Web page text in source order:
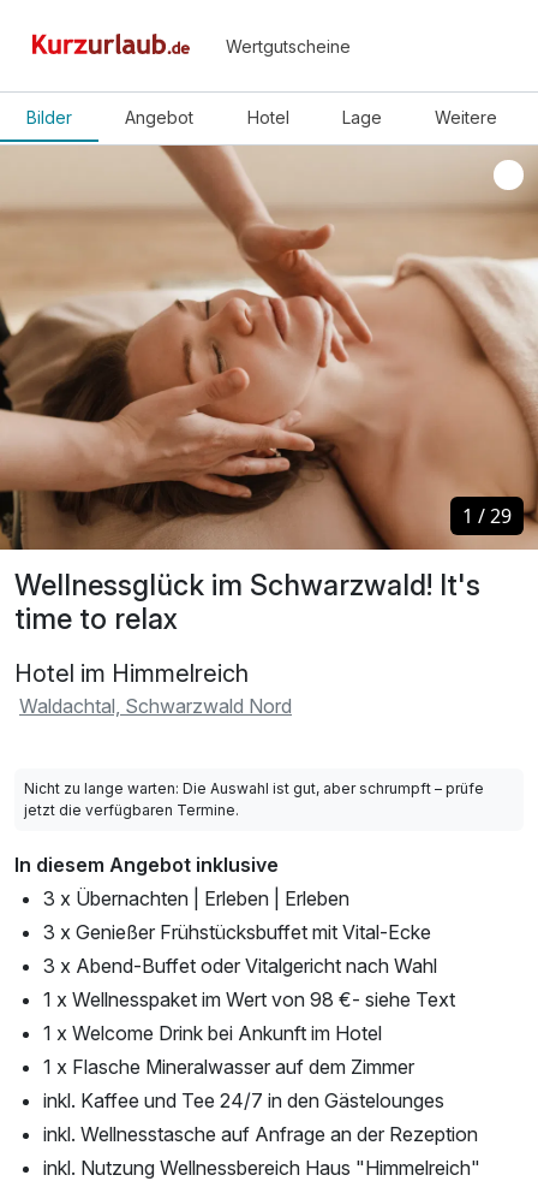
Wertgutscheine
Bilder Angebot Hotel Lage Weitere
Wellnessglück im Schwarzwald! It's
time to relax
Hotel im Himmelreich
Waldachtal, Schwarzwald Nord
1 /29
1 /29
Nicht zu lange warten: Die Auswahl ist gut, aber schrumpft – prüfe
jetzt die verfügbaren Termine.
In diesem Angebot inklusive
3 x Übernachten | Erleben | Erleben
3 x Genießer Frühstücksbuffet mit Vital-Ecke
3 x Abend-Buffet oder Vitalgericht nach Wahl
1 x Wellnesspaket im Wert von 98 €- siehe Text
1 x Welcome Drink bei Ankunft im Hotel
1 x Flasche Mineralwasser auf dem Zimmer
inkl. Kaffee und Tee 24/7 in den Gästelounges
inkl. Wellnesstasche auf Anfrage an der Rezeption
inkl. Nutzung Wellnessbereich Haus "Himmelreich"